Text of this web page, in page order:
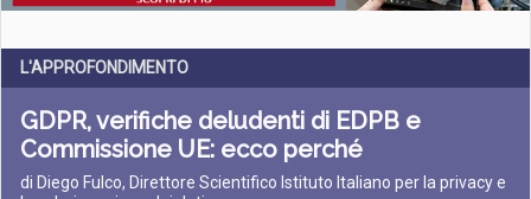
L'APPROFONDIMENTO
GDPR, verifiche deludenti di EDPB e
Commissione UE: ecco perché
di Diego Fulco, Direttore Scientifico Istituto Italiano per la privacy e